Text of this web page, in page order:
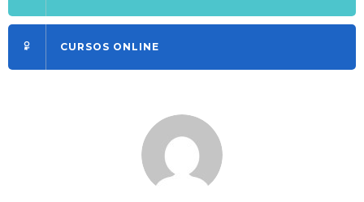
CURSOS ONLINE